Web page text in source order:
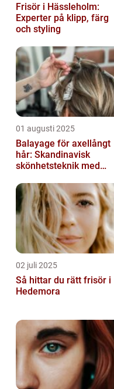
Frisör i Hässleholm:
Experter på klipp, färg
och styling
01 augusti 2025
Balayage för axellångt
hår: Skandinavisk
skönhetsteknik med
02 juli 2025
Så hittar du rätt frisör i
Hedemora